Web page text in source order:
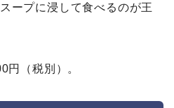
ープに浸して食べるのが王
円（税別）。